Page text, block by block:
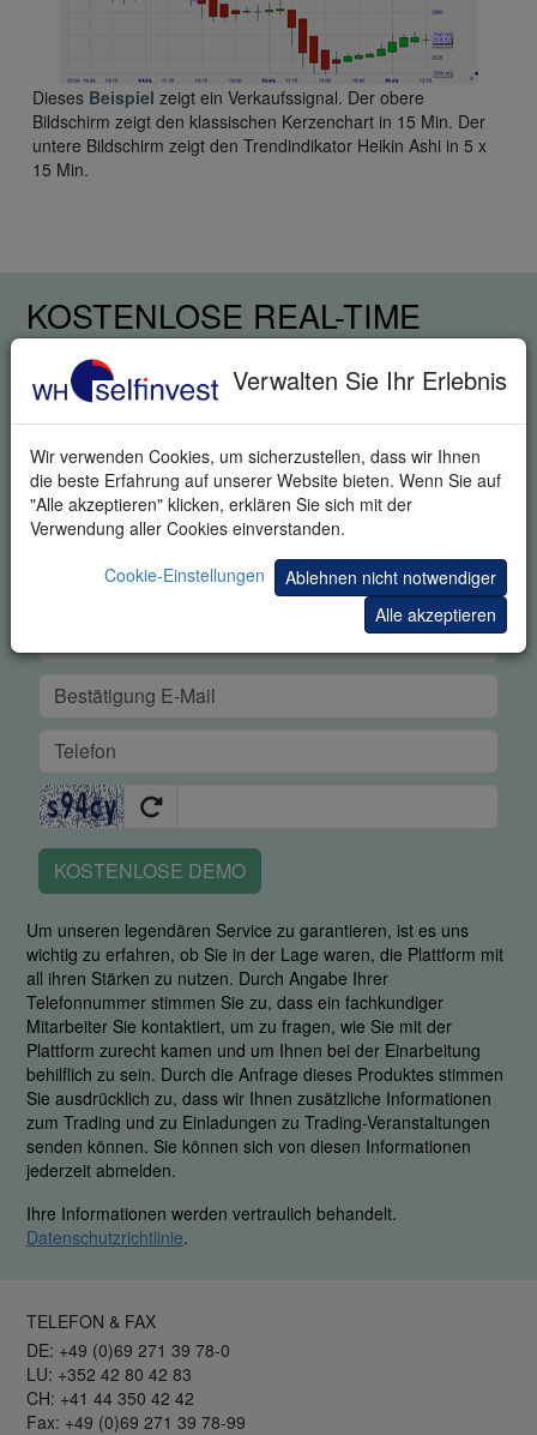
Dieses Beispiel zeigt ein Verkaufssignal. Der obere
Bildschirm zeigt den klassischen Kerzenchart in 15 Min. Der
untere Bildschirm zeigt den Trendindikator Heikin Ashi in 5 x
15 Min.
Verwalten Sie Ihr Erlebnis
Wir verwenden Cookies, um sicherzustellen, dass wir Ihnen
die beste Erfahrung auf unserer Website bieten. Wenn Sie auf
"Alle akzeptieren" klicken, erklären Sie sich mit der
Verwendung aller Cookies einverstanden.
Cookie-Einstellungen
Ablehnen nicht notwendiger
Alle akzeptieren
KOSTENLOSE REAL-TIME
TRADING DEMO
KOSTENLOSE DEMO
Um unseren legendären Service zu garantieren, ist es uns
wichtig zu erfahren, ob Sie in der Lage waren, die Plattform mit
all ihren Stärken zu nutzen. Durch Angabe Ihrer
Telefonnummer stimmen Sie zu, dass ein fachkundiger
Mitarbeiter Sie kontaktiert, um zu fragen, wie Sie mit der
Plattform zurecht kamen und um Ihnen bei der Einarbeitung
behilflich zu sein. Durch die Anfrage dieses Produktes stimmen
Sie ausdrücklich zu, dass wir Ihnen zusätzliche Informationen
zum Trading und zu Einladungen zu Trading-Veranstaltungen
senden können. Sie können sich von diesen Informationen
jederzeit abmelden.
Ihre Informationen werden vertraulich behandelt.
Datenschutzrichtlinie.
TELEFON & FAX
DE: +49 (0)69 271 39 78-0
LU: +352 42 80 42 83
CH: +41 44 350 42 42
Fax: +49 (0)69 271 39 78-99